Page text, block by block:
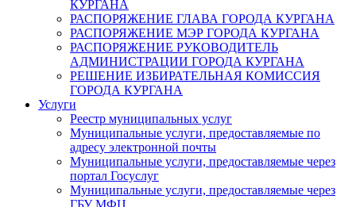
КУРГАНА
РАСПОРЯЖЕНИЕ ГЛАВА ГОРОДА КУРГАНА
РАСПОРЯЖЕНИЕ МЭР ГОРОДА КУРГАНА
РАСПОРЯЖЕНИЕ РУКОВОДИТЕЛЬ
АДМИНИСТРАЦИИ ГОРОДА КУРГАНА
РЕШЕНИЕ ИЗБИРАТЕЛЬНАЯ КОМИССИЯ
ГОРОДА КУРГАНА
Услуги
Реестр муниципальных услуг
Муниципальные услуги, предоставляемые по
адресу электронной почты
Муниципальные услуги, предоставляемые через
портал Госуслуг
Муниципальные услуги, предоставляемые через
ГБУ МФЦ